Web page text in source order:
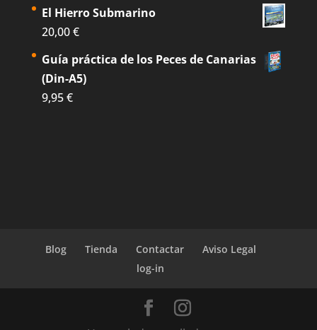
El Hierro Submarino
20,00€
Guía práctica de los Peces de Canarias
(Din-A5)
9,95€
Blog Tienda Contactar
Aviso Legal
log-in